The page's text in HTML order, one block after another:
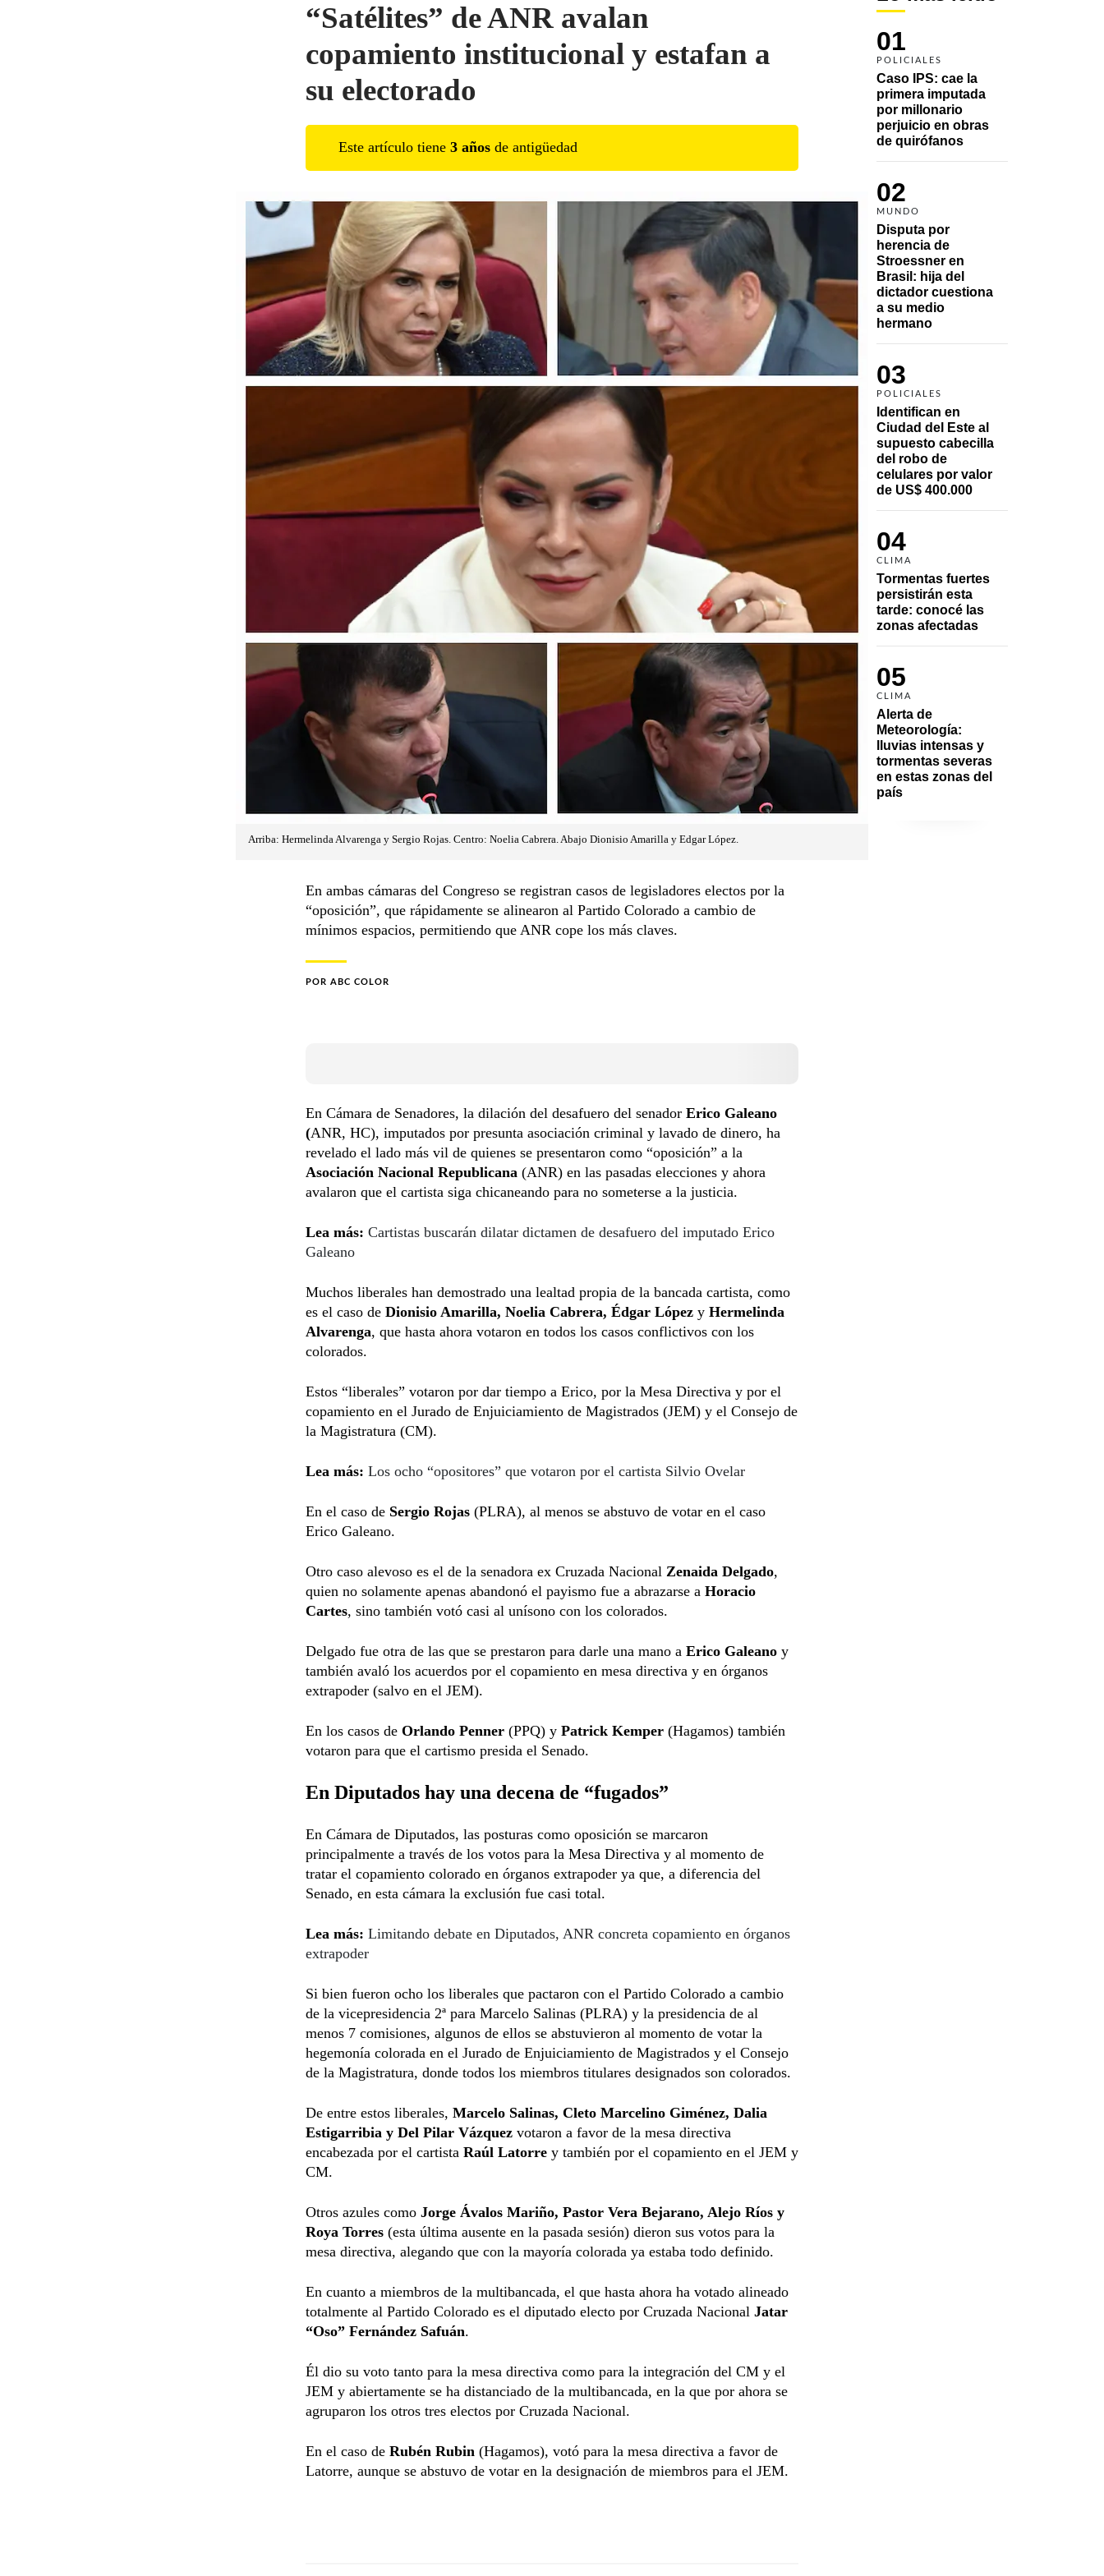
01
POLICIALES
Caso IPS: cae la
primera imputada
por millonario
perjuicio en obras
de quirófanos
02
MUNDO
Disputa por
herencia de
Stroessner en
Brasil: hija del
dictador cuestiona
a su medio
hermano
03
POLICIALES
Identifican en
Ciudad del Este al
supuesto cabecilla
del robo de
celulares por valor
de US$ 400.000
04
CLIMA
Tormentas fuertes
persistirán esta
tarde: conocé las
zonas afectadas
05
CLIMA
Alerta de
Meteorología:
lluvias intensas y
tormentas severas
en estas zonas del
país
“Satélites” de ANR avalan
copamiento institucional y estafan a
su electorado
Este artículo tiene 3 años de antigüedad
Arriba: Hermelinda Alvarenga y Sergio Rojas. Centro: Noelia Cabrera. Abajo Dionisio Amarilla y Edgar López.
En ambas cámaras del Congreso se registran casos de legisladores electos por la
“oposición”, que rápidamente se alinearon al Partido Colorado a cambio de
mínimos espacios, permitiendo que ANR cope los más claves.
POR ABC COLOR
En Cámara de Senadores, la dilación del desafuero del senador Erico Galeano
(ANR, HC), imputados por presunta asociación criminal y lavado de dinero, ha
revelado el lado más vil de quienes se presentaron como “oposición” a la
Asociación Nacional Republicana (ANR) en las pasadas elecciones y ahora
avalaron que el cartista siga chicaneando para no someterse a la justicia.
Lea más: Cartistas buscarán dilatar dictamen de desafuero del imputado Erico
Galeano
Muchos liberales han demostrado una lealtad propia de la bancada cartista, como
es el caso de Dionisio Amarilla, Noelia Cabrera, Édgar López y Hermelinda
Alvarenga, que hasta ahora votaron en todos los casos conflictivos con los
colorados.
Estos “liberales” votaron por dar tiempo a Erico, por la Mesa Directiva y por el
copamiento en el Jurado de Enjuiciamiento de Magistrados (JEM) y el Consejo de
la Magistratura (CM).
Lea más: Los ocho “opositores” que votaron por el cartista Silvio Ovelar
En el caso de Sergio Rojas (PLRA), al menos se abstuvo de votar en el caso
Erico Galeano.
Otro caso alevoso es el de la senadora ex Cruzada Nacional Zenaida Delgado,
quien no solamente apenas abandonó el payismo fue a abrazarse a Horacio
Cartes, sino también votó casi al unísono con los colorados.
Delgado fue otra de las que se prestaron para darle una mano a Erico Galeano y
también avaló los acuerdos por el copamiento en mesa directiva y en órganos
extrapoder (salvo en el JEM).
En los casos de Orlando Penner (PPQ) y Patrick Kemper (Hagamos) también
votaron para que el cartismo presida el Senado.
En Diputados hay una decena de “fugados”
En Cámara de Diputados, las posturas como oposición se marcaron
principalmente a través de los votos para la Mesa Directiva y al momento de
tratar el copamiento colorado en órganos extrapoder ya que, a diferencia del
Senado, en esta cámara la exclusión fue casi total.
Lea más: Limitando debate en Diputados, ANR concreta copamiento en órganos
extrapoder
Si bien fueron ocho los liberales que pactaron con el Partido Colorado a cambio
de la vicepresidencia 2ª para Marcelo Salinas (PLRA) y la presidencia de al
menos 7 comisiones, algunos de ellos se abstuvieron al momento de votar la
hegemonía colorada en el Jurado de Enjuiciamiento de Magistrados y el Consejo
de la Magistratura, donde todos los miembros titulares designados son colorados.
De entre estos liberales, Marcelo Salinas, Cleto Marcelino Giménez, Dalia
Estigarribia y Del Pilar Vázquez votaron a favor de la mesa directiva
encabezada por el cartista Raúl Latorre y también por el copamiento en el JEM y
CM.
Otros azules como Jorge Ávalos Mariño, Pastor Vera Bejarano, Alejo Ríos y
Roya Torres (esta última ausente en la pasada sesión) dieron sus votos para la
mesa directiva, alegando que con la mayoría colorada ya estaba todo definido.
En cuanto a miembros de la multibancada, el que hasta ahora ha votado alineado
totalmente al Partido Colorado es el diputado electo por Cruzada Nacional Jatar
“Oso” Fernández Safuán.
Él dio su voto tanto para la mesa directiva como para la integración del CM y el
JEM y abiertamente se ha distanciado de la multibancada, en la que por ahora se
agruparon los otros tres electos por Cruzada Nacional.
En el caso de Rubén Rubin (Hagamos), votó para la mesa directiva a favor de
Latorre, aunque se abstuvo de votar en la designación de miembros para el JEM.